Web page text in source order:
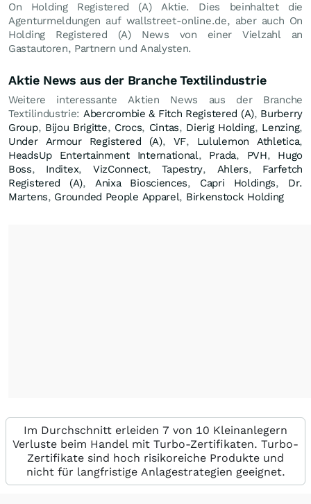
On Holding Registered (A) Aktie. Dies beinhaltet die
Agenturmeldungen auf wallstreet-online.de, aber auch On
Holding Registered (A) News von einer Vielzahl an
Gastautoren, Partnern und Analysten.
Aktie News aus der Branche Textilindustrie
Weitere interessante Aktien News aus der Branche
Textilindustrie: Abercrombie & Fitch Registered (A), Burberry
Group, Bijou Brigitte, Crocs, Cintas, Dierig Holding, Lenzing,
Under Armour Registered (A), VF, Lululemon Athletica,
HeadsUp Entertainment International, Prada, PVH, Hugo
Boss, Inditex, VizConnect,Tapestry, Ahlers, Farfetch
Registered (A), Anixa Biosciences, Capri Holdings, Dr.
Martens, Grounded People Apparel, Birkenstock Holding
Im Durchschnitt erleiden 7 von 10 Kleinanlegern
Verluste beim Handel mit Turbo-Zertifikaten. Turbo-
Zertifikate sind hoch risikoreiche Produkte und
nicht für langfristige Anlagestrategien geeignet.